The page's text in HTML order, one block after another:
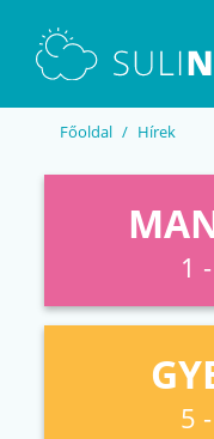
Főoldal Hírek
1
5